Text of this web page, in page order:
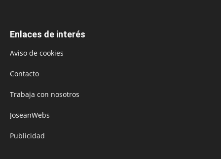
Enlaces de interés
Aviso de cookies
Contacto
Trabaja con nosotros
JoseanWebs
Publicidad